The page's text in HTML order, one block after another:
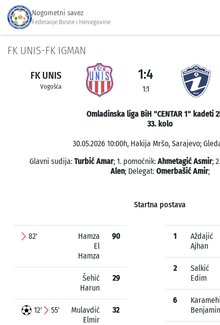
Nogometni savez
Federacije Bosne i Hercegovine
FK UNIS-FK IGMAN
FK UNIS
Vogošća
1:4
1:1
Omladinska liga BiH "CENTAR 1" kadeti
33. kolo
30.05.2026 10:00h, Hakija Mršo, Sarajevo;
Glavni sudija: Turbić Amar; 1. pomoćnik: Ahmetagić Asmir;
Alen; Delegat: Omerbašić Amir;
Startna postava
82'
Hamza
El
Hamza
90
Šehić
Harun
29
12' 55'
Mulavdić
Elmir
32
1
Aždajić
Ajhan
2
Salkić
Edim
6
Benjamin